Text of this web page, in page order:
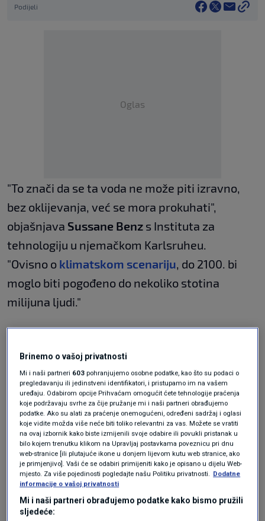
Podijeli
Oglas
"To znači da se ta voda ne može piti izravno,
bez oklijevanja, već se mora prokuhati",
objašnjava Sussane Benz s Instituta za
tehnologiju u njemačkom Karlsruheu.
"Ovisno o klimatskom scenariju , do 2100. bi
moglo biti pogođeno do nekoliko stotina
milijuna ljudi."
ulogu u kvaliteti vode, a istraživači tvrde da to
može utjecati na količinu štetnih tvari poput
arsena i mangana.
"Te povišene koncentracije mogu imati
negativan utjecaj na ljudsko zdravlje, posebice
ako se kopnene vode koriste kao izvor pitke
vode", rekla je Benz.
Brinemo o vašoj privatnosti
Mi i naši partneri 603 pohranjujemo osobne podatke, kao što su podaci o
pregledavanju ili jedinstveni identifikatori, i pristupamo im na vašem
uređaju. Odabirom opcije Prihvaćam omogućit ćete tehnologije praćenja
koje podržavaju svrhe za čije pružanje mi i naši partneri obrađujemo
podatke. Ako su alati za praćenje onemogućeni, određeni sadržaj i oglasi
koje vidite možda više neće biti toliko relevantni za vas. Možete se vratiti
na ovaj izbornik kako biste izmijenili svoje odabire ili povukli pristanak u
bilo kojem trenutku klikom na Upravljaj postavkama poveznicu pri dnu
web-stranice [ili plutajuće ikone u donjem lijevom kutu web stranice, ako
je primjenjivo]. Vaši će se odabiri primijeniti kako je opisano u dijelu Web-
mjesto. Za više pojedinosti pogledajte našu Politiku privatnosti. Dodatne
informacije o vašoj privatnosti
Mi i naši partneri obrađujemo podatke kako bismo pružili
sljedeće: